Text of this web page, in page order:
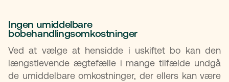
Ingen umiddelbare
bobehandlingsomkostninger
Ved at vælge at hensidde i uskiftet bo kan den
længstlevende ægtefælle i mange tilfælde undgå
de umiddelbare omkostninger, der ellers kan være